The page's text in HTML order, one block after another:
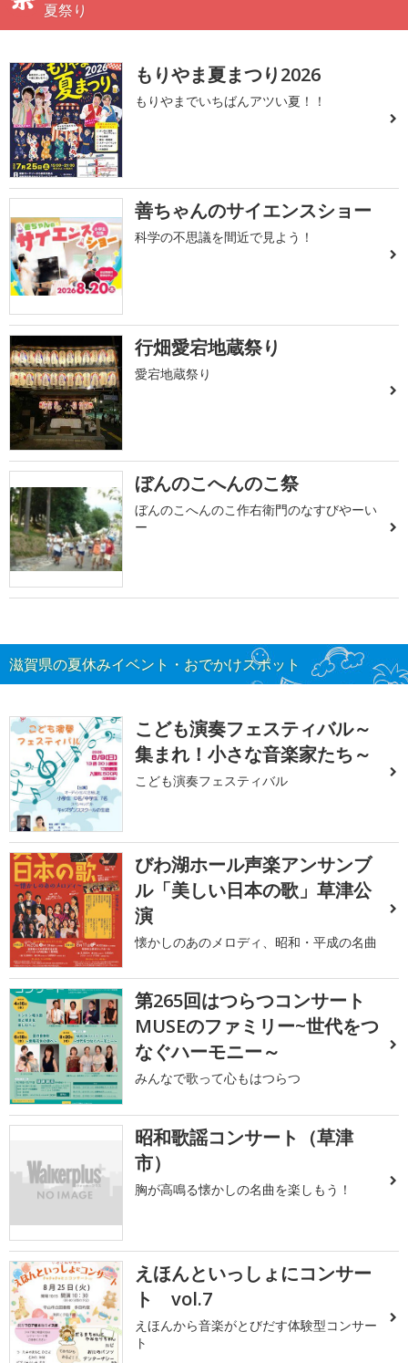
夏祭り
もりやま夏まつり2026
もりやまでいちばんアツい夏！！
善ちゃんのサイエンスショー
科学の不思議を間近で見よう！
行畑愛宕地蔵祭り
愛宕地蔵祭り
ぼんのこへんのこ祭
ぼんのこへんのこ作右衛門のなすびやーい
ー
滋賀県の夏休みイベント・おでかけスポット
こども演奏フェスティバル～
集まれ！小さな音楽家たち～
こども演奏フェスティバル
びわ湖ホール声楽アンサンブ
ル「美しい日本の歌」草津公
演
懐かしのあのメロディ、昭和・平成の名曲
第265回はつらつコンサート
MUSEのファミリー~世代をつ
なぐハーモニー～
みんなで歌って心もはつらつ
昭和歌謡コンサート（草津
市）
胸が高鳴る懐かしの名曲を楽しもう！
えほんといっしょにコンサー
ト vol.7
えほんから音楽がとびだす体験型コンサー
ト